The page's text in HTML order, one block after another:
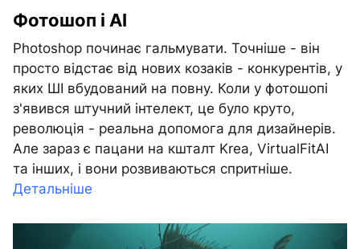
Фотошоп і АІ
Photoshop починає гальмувати. Точніше - він
просто відстає від нових козаків - конкурентів, у
яких ШІ вбудований на повну. Коли у фотошопі
з'явився штучний інтелект, це було круто,
революція - реальна допомога для дизайнерів.
Але зараз є пацани на кшталт Krea, VirtualFitAI
та інших, і вони розвиваються спритніше.
Детальніше